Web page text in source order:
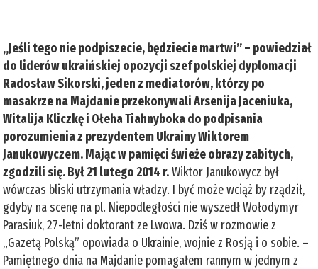
„Jeśli tego nie podpiszecie, będziecie martwi” – powiedział
do liderów ukraińskiej opozycji szef polskiej dyplomacji
Radosław Sikorski, jeden z mediatorów, którzy po
masakrze na Majdanie przekonywali Arsenija Jaceniuka,
Witalija Kliczkę i Ołeha Tiahnyboka do podpisania
porozumienia z prezydentem Ukrainy Wiktorem
Janukowyczem. Mając w pamięci świeże obrazy zabitych,
zgodzili się. Był 21 lutego 2014 r.Wiktor Janukowycz był
wówczas bliski utrzymania władzy. I być może wciąż by rządził,
gdyby na scenę na pl. Niepodległości nie wyszedł Wołodymyr
Parasiuk, 27-letni doktorant ze Lwowa. Dziś w rozmowie z
„Gazetą Polską” opowiada o Ukrainie, wojnie z Rosją i o sobie. –
Pamiętnego dnia na Majdanie pomagałem rannym w jednym z